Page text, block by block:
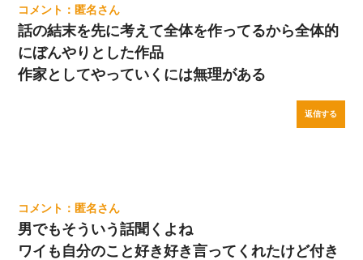
匿名
話の結末を先に考えて全体を作ってるから全体的
にぼんやりとした作品
作家としてやっていくには無理がある
返信する
匿名
男でもそういう話聞くよね
ワイも自分のこと好き好き言ってくれたけど付き